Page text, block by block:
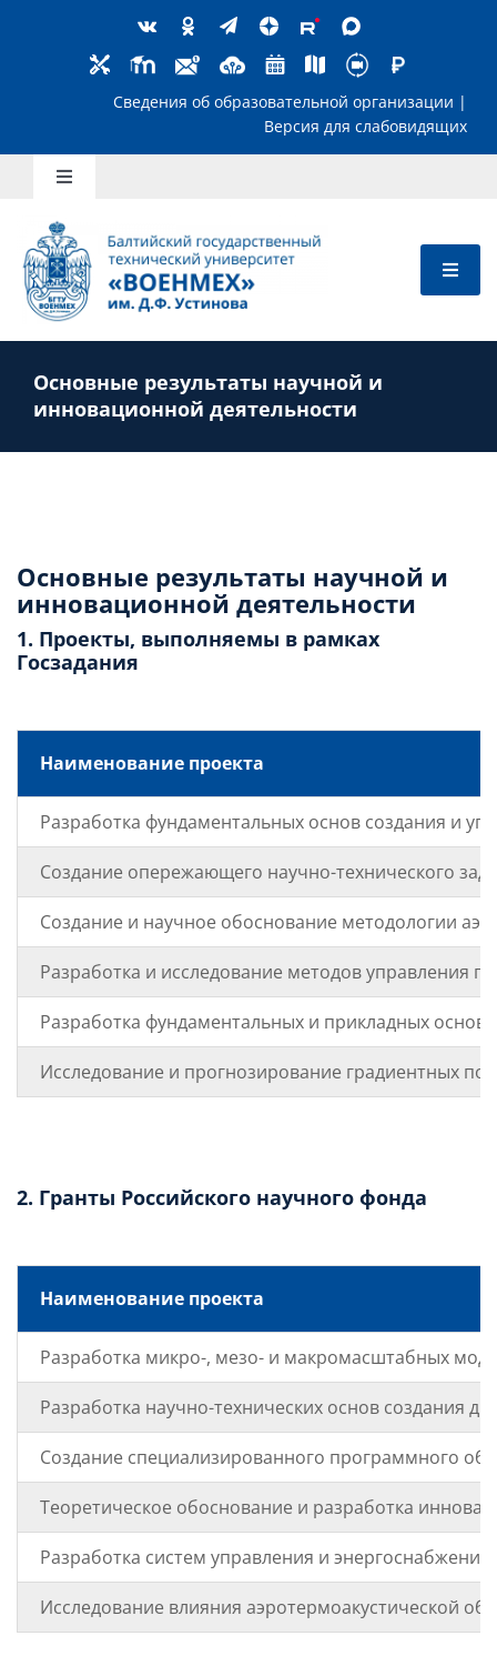
Сведения об образовательной
Toggle
Школьникам
Абитуриентам
Студентам
Преподавателям
Партнерам
НИОКР
Основные результаты научной и
инновационной деятельности
Основные результаты научной и
инновационной деятельности
1. Проекты, выполняемы в рамках
Госзадания
Наименование проекта
Разработка фундаментальных основ создания и
Создание опережающего научно-технического
Создание и научное обоснование методологии
Разработка и исследование методов управления
Разработка фундаментальных и прикладных основ
Исследование и прогнозирование градиентных
2. Гранты Российского научного фонда
Наименование проекта
Разработка микро-, мезо- и макромасштабных
Разработка научно-технических основ создания
Создание специализированного программного
Теоретическое обоснование и разработка
Разработка систем управления и
Исследование влияния аэротермоакустической